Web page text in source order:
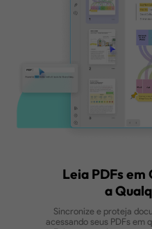
Com
páginas e uma
relevante, a
complexos
Como
Gerados
para